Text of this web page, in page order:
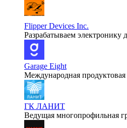
Flipper Devices Inc.
Разрабатываем электронику
Garage Eight
Международная
ГК ЛАНИТ
Ведущая многопрофильная